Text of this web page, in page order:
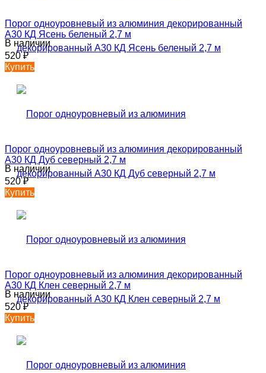
Порог одноуровневый из алюминия декорированный
А30 КД Ясень беленый 2,7 м
В наличии
520₽
Купить
Порог одноуровневый из алюминия декорированный
А30 КД Дуб северный 2,7 м
В наличии
520₽
Купить
Порог одноуровневый из алюминия декорированный
А30 КД Клен северный 2,7 м
В наличии
520₽
Купить